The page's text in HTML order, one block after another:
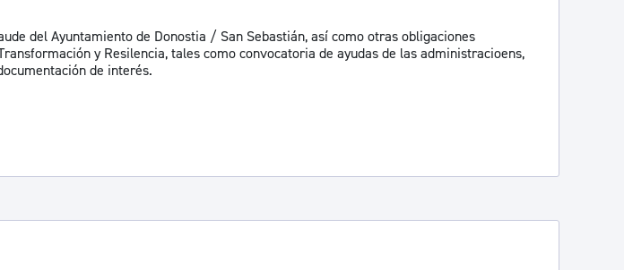
del Ayuntamiento de Donostia / San Sebastián, así como otras obligaciones
y Resilencia, tales como convocatoria de ayudas de las administracioens,
de interés.